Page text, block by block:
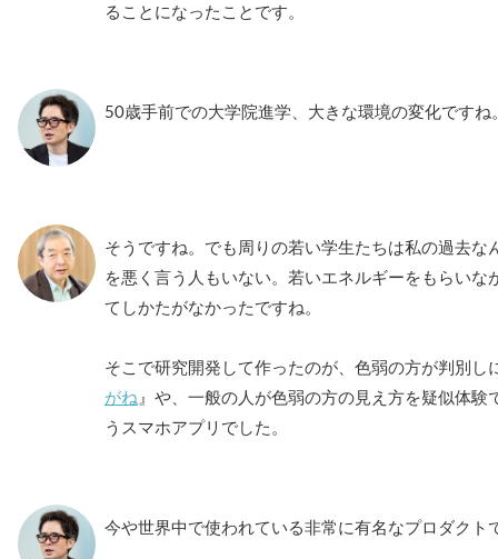
ることになったことです。
50歳手前での大学院進学、大きな環境の変化ですね
そうですね。でも周りの若い学生たちは私の過去な
を悪く言う人もいない。若いエネルギーをもらいな
てしかたがなかったですね。
そこで研究開発して作ったのが、色弱の方が判別し
がね』や、一般の人が色弱の方の見え方を疑似体験
うスマホアプリでした。
今や世界中で使われている非常に有名なプロダクト